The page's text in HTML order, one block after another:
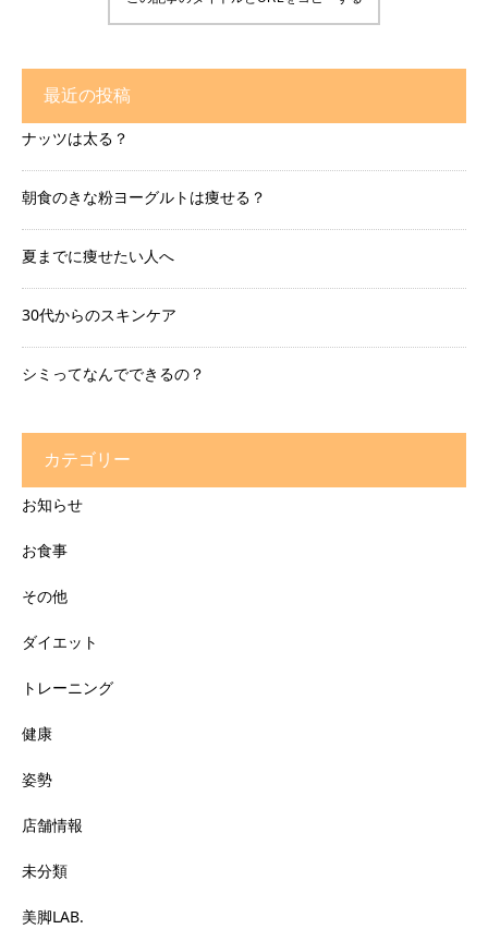
最近の投稿
ナッツは太る？
朝食のきな粉ヨーグルトは痩せる？
夏までに痩せたい人へ
30代からのスキンケア
シミってなんでできるの？
カテゴリー
お知らせ
お食事
その他
ダイエット
トレーニング
健康
姿勢
店舗情報
未分類
美脚LAB.